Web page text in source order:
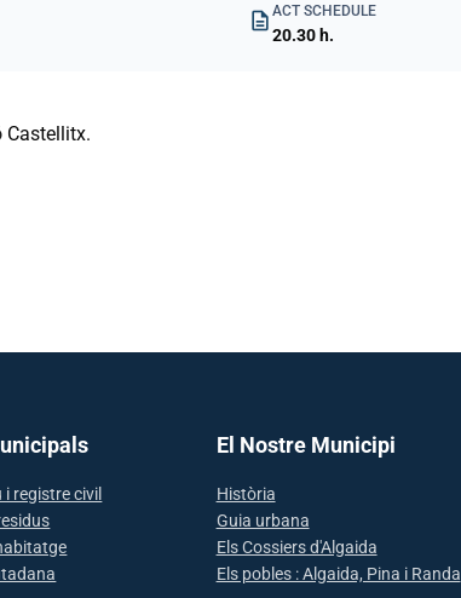
description ACT SCHEDULE
20.30 h.
Castellitx.
registre civil
El Nostre Municipi
Història
Guia urbana
Els Cossiers d'Algaida
Els pobles : Algaida, Pina i Randa